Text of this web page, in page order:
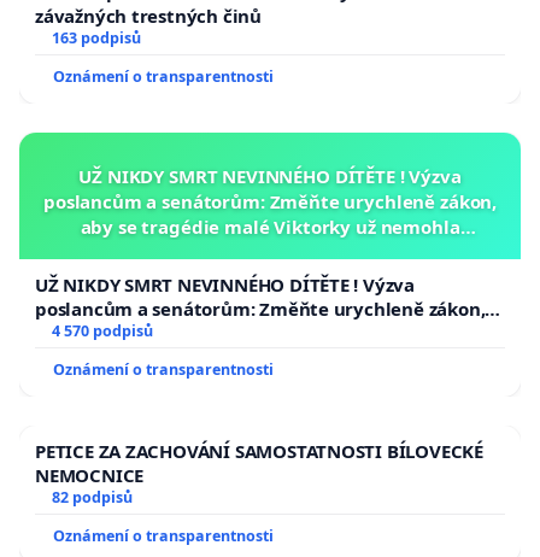
závažných trestných činů
163 podpisů
Oznámení o transparentnosti
UŽ NIKDY SMRT NEVINNÉHO DÍTĚTE ! Výzva
poslancům a senátorům: Změňte urychleně zákon,
aby se tragédie malé Viktorky už nemohla
UŽ NIKDY SMRT NEVINNÉHO DÍTĚTE ! Výzva
poslancům a senátorům: Změňte urychleně zákon,
aby se tragédie malé Viktorky už nemohla opakovat!
4 570 podpisů
Oznámení o transparentnosti
PETICE ZA ZACHOVÁNÍ SAMOSTATNOSTI BÍLOVECKÉ
NEMOCNICE
82 podpisů
Oznámení o transparentnosti